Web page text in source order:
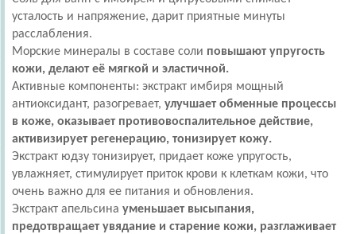
усталость и напряжение, дарит приятные минуты
расслабления.
Морские минералы в составе соли повышают упругость
кожи, делают её мягкой и эластичной.
Активные компоненты: экстракт имбиря мощный
антиоксидант, разогревает, улучшает обменные процессы
в коже, оказывает противовоспалительное действие,
активизирует регенерацию, тонизирует кожу.
Экстракт юдзу тонизирует, придает коже упругость,
увлажняет, стимулирует приток крови к клеткам кожи, что
очень важно для ее питания и обновления.
Экстракт апельсина уменьшает высыпания,
предотвращает увядание и старение кожи, разглаживает